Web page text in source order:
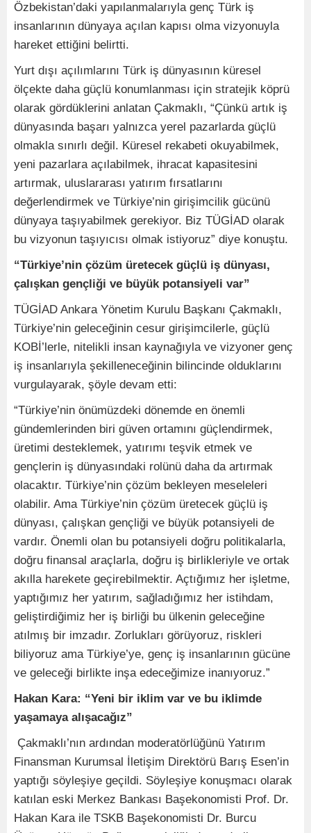
Özbekistan’daki yapılanmalarıyla genç Türk iş
insanlarının dünyaya açılan kapısı olma vizyonuyla
hareket ettiğini belirtti.
Yurt dışı açılımlarını Türk iş dünyasının küresel
ölçekte daha güçlü konumlanması için stratejik köprü
olarak gördüklerini anlatan Çakmaklı, “Çünkü artık iş
dünyasında başarı yalnızca yerel pazarlarda güçlü
olmakla sınırlı değil. Küresel rekabeti okuyabilmek,
yeni pazarlara açılabilmek, ihracat kapasitesini
artırmak, uluslararası yatırım fırsatlarını
değerlendirmek ve Türkiye’nin girişimcilik gücünü
dünyaya taşıyabilmek gerekiyor. Biz TÜGİAD olarak
bu vizyonun taşıyıcısı olmak istiyoruz” diye konuştu.
“Türkiye’nin çözüm üretecek güçlü iş dünyası,
çalışkan gençliği ve büyük potansiyeli var”
TÜGİAD Ankara Yönetim Kurulu Başkanı Çakmaklı,
Türkiye’nin geleceğinin cesur girişimcilerle, güçlü
KOBİ’lerle, nitelikli insan kaynağıyla ve vizyoner genç
iş insanlarıyla şekilleneceğinin bilincinde olduklarını
vurgulayarak, şöyle devam etti:
“Türkiye’nin önümüzdeki dönemde en önemli
gündemlerinden biri güven ortamını güçlendirmek,
üretimi desteklemek, yatırımı teşvik etmek ve
gençlerin iş dünyasındaki rolünü daha da artırmak
olacaktır. Türkiye’nin çözüm bekleyen meseleleri
olabilir. Ama Türkiye’nin çözüm üretecek güçlü iş
dünyası, çalışkan gençliği ve büyük potansiyeli de
vardır. Önemli olan bu potansiyeli doğru politikalarla,
doğru finansal araçlarla, doğru iş birlikleriyle ve ortak
akılla harekete geçirebilmektir. Açtığımız her işletme,
yaptığımız her yatırım, sağladığımız her istihdam,
geliştirdiğimiz her iş birliği bu ülkenin geleceğine
atılmış bir imzadır. Zorlukları görüyoruz, riskleri
biliyoruz ama Türkiye’ye, genç iş insanlarının gücüne
ve geleceği birlikte inşa edeceğimize inanıyoruz.”
Hakan Kara: “Yeni bir iklim var ve bu iklimde
yaşamaya alışacağız”
Çakmaklı’nın ardından moderatörlüğünü Yatırım
Finansman Kurumsal İletişim Direktörü Barış Esen’in
yaptığı söyleşiye geçildi. Söyleşiye konuşmacı olarak
katılan eski Merkez Bankası Başekonomisti Prof. Dr.
Hakan Kara ile TSKB Başekonomisti Dr. Burcu